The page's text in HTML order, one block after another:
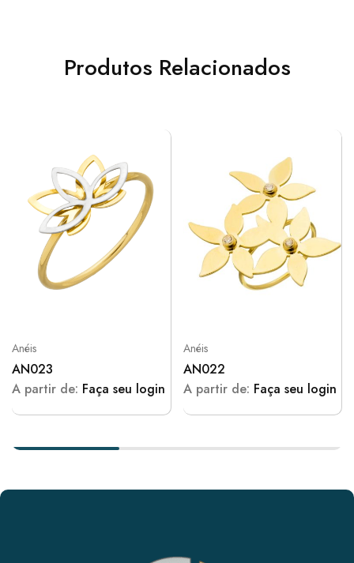
Produtos Relacionados
Anéis
AN023
A partir de: Faça seu login
Anéis
AN022
A partir de: Faça seu login